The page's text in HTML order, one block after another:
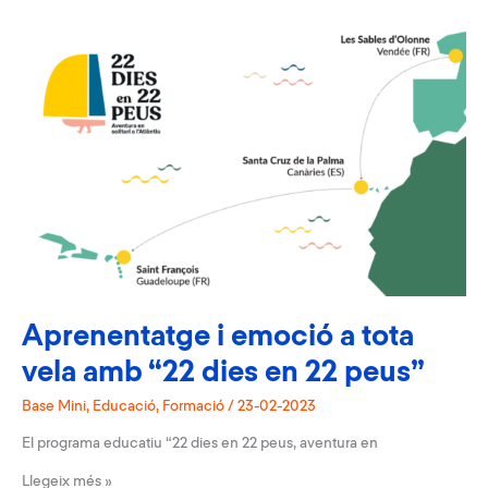
Aprenentatge i emoció a tota
vela amb “22 dies en 22 peus”
Base Mini, Educació, Formació / 23-02-2023
El programa educatiu “22 dies en 22 peus, aventura en
Aprenentatge
Llegeix més »